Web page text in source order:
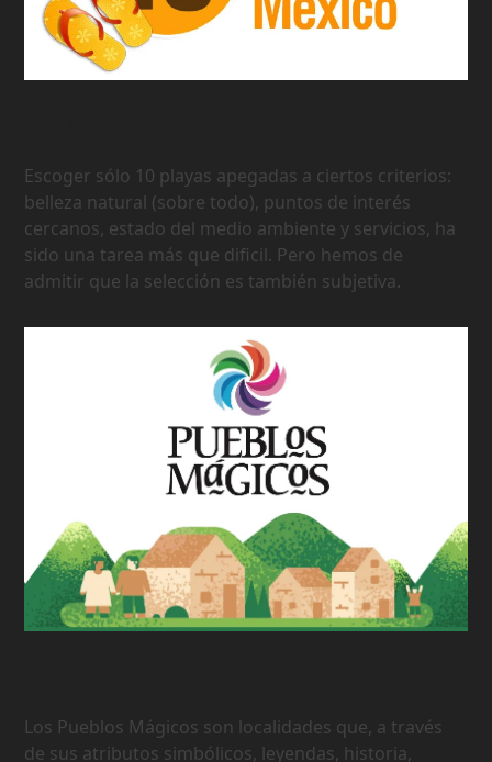
Escoger sólo 10 playas apegadas a ciertos criterios:
belleza natural (sobre todo), puntos de interés
cercanos, estado del medio ambiente y servicios, ha
sido una tarea más que dificil. Pero hemos de
admitir que la selección es también subjetiva.
Los Pueblos Mágicos son localidades que, a través
de sus atributos simbólicos, leyendas, historia,